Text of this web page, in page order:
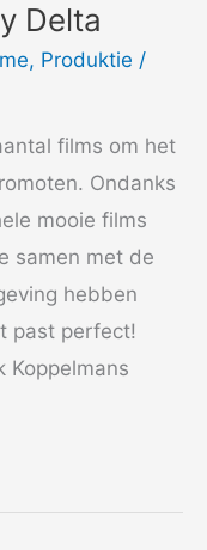
Delta
, Produktie /
films om het
Ondanks
mooie films
samen met de
hebben
past perfect!
Koppelmans